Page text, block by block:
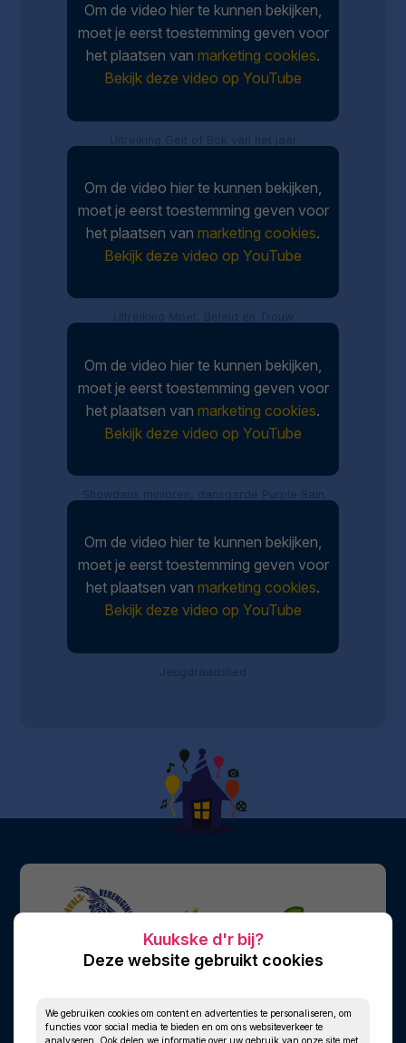
Om de video hier te kunnen bekijken,
moet je eerst toestemming geven voor
het plaatsen van marketing cookies.
Bekijk deze video op YouTube
Om de video hier te kunnen bekijken,
moet je eerst toestemming geven voor
het plaatsen van marketing cookies.
Bekijk deze video op YouTube
Om de video hier te kunnen bekijken,
moet je eerst toestemming geven voor
het plaatsen van marketing cookies.
Bekijk deze video op YouTube
Om de video hier te kunnen bekijken,
moet je eerst toestemming geven voor
het plaatsen van marketing cookies.
Bekijk deze video op YouTube
Deze website gebruikt cookies
We gebruiken cookies om content en advertenties te personaliseren, om
functies voor social media te bieden en om ons websiteverkeer te
analyseren. Ook delen we informatie over uw gebruik van onze site met